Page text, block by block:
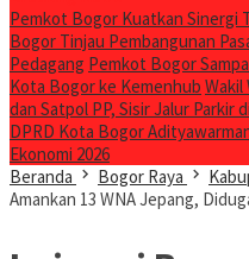
Pemkot Bogor Kuatkan Sinergi
Bogor Tinjau Pembangunan
Pedagang Pemkot Bogor
Kota Bogor ke Kemenhub Wakil
dan Satpol PP, Sisir Jalur Parkir
DPRD Kota Bogor
Ekonomi 2026
Beranda
Bogor Raya
Amankan 13 WNA Jepang,